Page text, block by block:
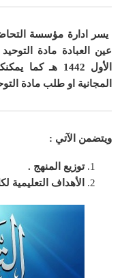
يسر ادارة مؤسسة
عين العبادة مادة
الأول 1442 هـ
كما
المجانية او طلب مادة
ويتضمن الآتي :
توزيع المنهج .
الأهداف